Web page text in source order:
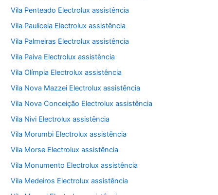
Vila Penteado Electrolux assistência
Vila Pauliceia Electrolux assistência
Vila Palmeiras Electrolux assistência
Vila Paiva Electrolux assistência
Vila Olímpia Electrolux assistência
Vila Nova Mazzei Electrolux assistência
Vila Nova Conceição Electrolux assistência
Vila Nivi Electrolux assistência
Vila Morumbi Electrolux assistência
Vila Morse Electrolux assistência
Vila Monumento Electrolux assistência
Vila Medeiros Electrolux assistência